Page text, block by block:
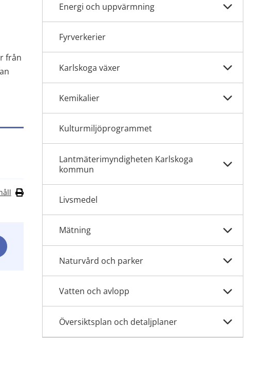
från
Energi och uppvärmning
Fyrverkerier
Karlskoga växer
Kemikalier
Kulturmiljöprogrammet
Lantmäterimyndigheten Karlskoga
kommun
Livsmedel
Mätning
Naturvård och parker
Vatten och avlopp
Översiktsplan och detaljplaner